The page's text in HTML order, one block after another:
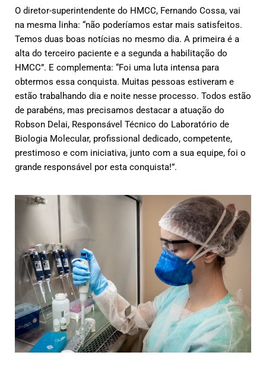
O diretor-superintendente do HMCC, Fernando Cossa, vai
na mesma linha: “não poderíamos estar mais satisfeitos.
Temos duas boas notícias no mesmo dia. A primeira é a
alta do terceiro paciente e a segunda a habilitação do
HMCC”. E complementa: “Foi uma luta intensa para
obtermos essa conquista. Muitas pessoas estiveram e
estão trabalhando dia e noite nesse processo. Todos estão
de parabéns, mas precisamos destacar a atuação do
Robson Delai, Responsável Técnico do Laboratório de
Biologia Molecular, profissional dedicado, competente,
prestimoso e com iniciativa, junto com a sua equipe, foi o
grande responsável por esta conquista!”.